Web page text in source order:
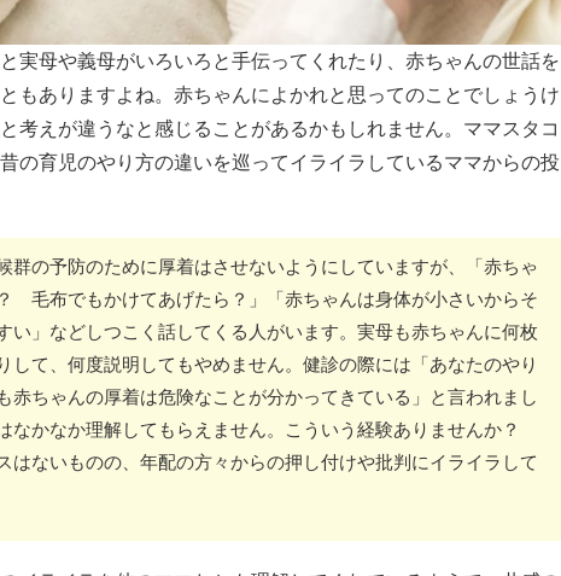
実母や義母がいろいろと手伝ってくれたり、赤ちゃんの世話を
もありますよね。赤ちゃんによかれと思ってのことでしょうけ
考えが違うなと感じることがあるかもしれません。ママスタコ
の育児のやり方の違いを巡ってイライラしているママからの投
群の予防のために厚着はさせないようにしていますが、「赤ちゃ
毛布でもかけてあげたら？」「赤ちゃんは身体が小さいからそ
い」などしつこく話してくる人がいます。実母も赤ちゃんに何枚
して、何度説明してもやめません。健診の際には「あなたのやり
赤ちゃんの厚着は危険なことが分かってきている」と言われまし
なかなか理解してもらえません。こういう経験ありませんか？
はないものの、年配の方々からの押し付けや批判にイライラして